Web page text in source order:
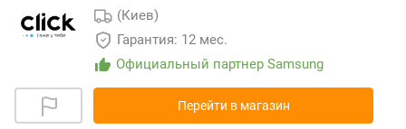
(Киев)
Гарантия: 12 мес.
Официальный партнер Samsung
Перейти в магазин